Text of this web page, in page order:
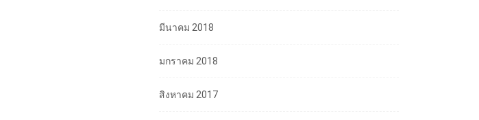
มีนาคม 2018
มกราคม 2018
สิงหาคม 2017